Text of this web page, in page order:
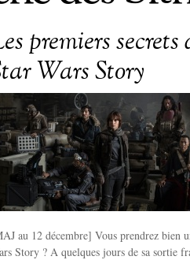
premiers
Wars Story
au 12 décembre] Vous prendrez bien
Story ? A quelques jours de sa sortie